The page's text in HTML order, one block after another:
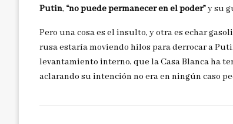
Putin, “no puede permanecer en el poder”y su
Pero una cosa es el insulto, y otra es echar
rusa estaría moviendo hilos para derrocar a
levantamiento interno, que la Casa Blanca ha
aclarando su intención no era en ningún caso